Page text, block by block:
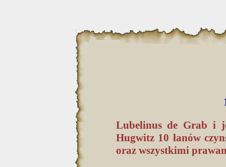
Lubelinus de Grab i
Hugwitz 10 łanów
oraz wszystkimi